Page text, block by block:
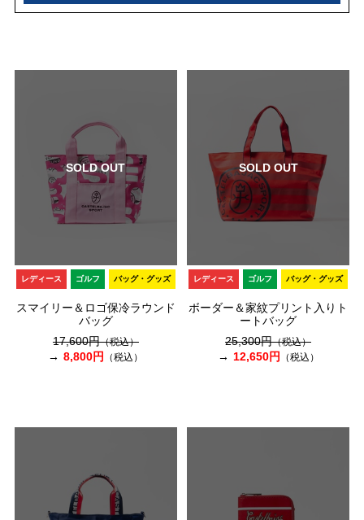
SOLD OUT
レディース ゴルフ バッグ・グッズ
スマイリー＆ロゴ保冷ラウンド
バッグ
17,600円（税込）
8,800円 （税込）
SOLD OUT
レディース ゴルフ バッグ・グッズ
ボーダー＆家紋プリント入りト
ートバッグ
25,300円（税込）
12,650円 （税込）